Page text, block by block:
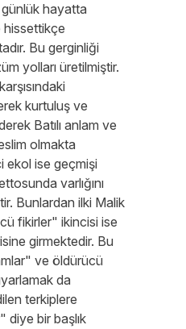
günlük hayatta
hissettikçe
Bu gerginliği
yolları üretilmiştir.
kurtuluş ve
Batılı anlam ve
olmakta
ekol ise geçmişi
varlığını
Bunlardan ilki Malik
fikirler" ikincisi ise
girmektedir. Bu
ve öldürücü
da
terkiplere
diye bir başlık